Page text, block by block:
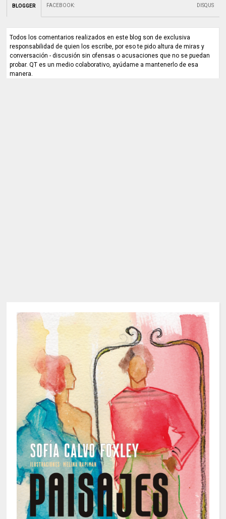
BLOGGER FACEBOOK: DISQUS
Todos los comentarios realizados en este blog son de exclusiva
responsabilidad de quien los escribe, por eso te pido altura de miras y
conversación - discusión sin ofensas o acusaciones que no se puedan
probar. QT es un medio colaborativo, ayúdame a mantenerlo de esa
manera.